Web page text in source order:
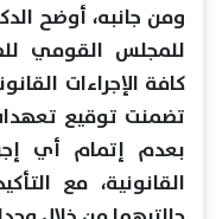
ومن جانبه، أوضح
للمجلس القومي
كافة الإجراءات
تضمنت توقيع
بعدم إتمام أي
القانونية، مع